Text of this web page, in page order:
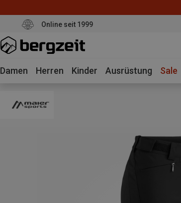
Online seit 1999
Damen Herren Kinder Ausrüstung Sale